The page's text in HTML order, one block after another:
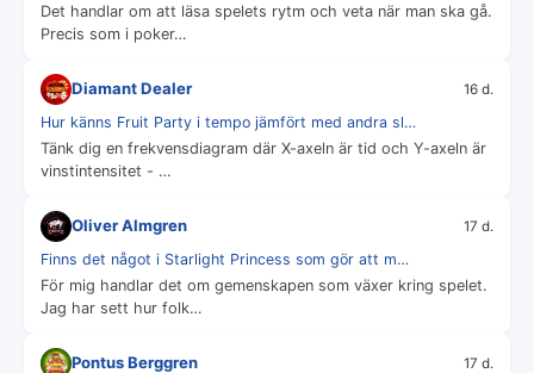
Det handlar om att läsa spelets rytm och veta när man ska gå.
Precis som i poker…
Diamant Dealer 16 d.
Hur känns Fruit Party i tempo jämfört med andra sl…
Tänk dig en frekvensdiagram där X-axeln är tid och Y-axeln är
vinstintensitet - …
Oliver Almgren 17 d.
Finns det något i Starlight Princess som gör att m…
För mig handlar det om gemenskapen som växer kring spelet.
Jag har sett hur folk…
Pontus Berggren 17 d.